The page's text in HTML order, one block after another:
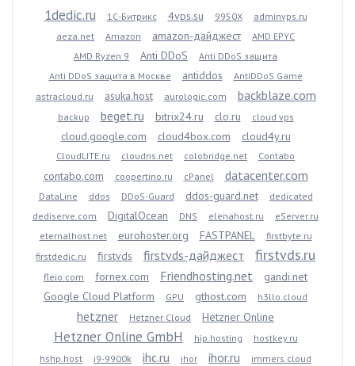
1dedic.ru 1С-Битрикс 4vps.su 9950X
adminvps.ru
aeza.net
Amazon amazon-дайджест
AMD EPYC
AMD Ryzen 9
Anti DDoS
Anti DDoS защита
Anti DDoS защита в Москве
antiddos
AntiDDoS Game
astracloud.ru
asuka.host aurologic.com backblaze.com
backup beget.ru bitrix24.ru clo.ru cloud vps
cloud.google.com cloud4box.com cloud4y.ru
CloudLITE.ru cloudns.net colobridge.net Contabo
contabo.com coopertino.ru cPanel datacenter.com
DataLine ddos DDoS-Guard ddos-guard.net
dedicated
dediserve.com
DigitalOcean DNS elenahost.ru
eServer.ru
eternalhost.net
eurohoster.org FASTPANEL
firstbyte.ru
firstdedic.ru
firstvds firstvds-дайджест firstvds.ru
fleio.com fornex.com Friendhosting.net
gandi.net
Google Cloud Platform
GPU gthost.com h3llo.cloud
hetzner Hetzner Cloud Hetzner Online
Hetzner Online GmbH hip.hosting
hostkey.ru
hshp.host
i9-9900k ihc.ru ihor ihor.ru immers.cloud